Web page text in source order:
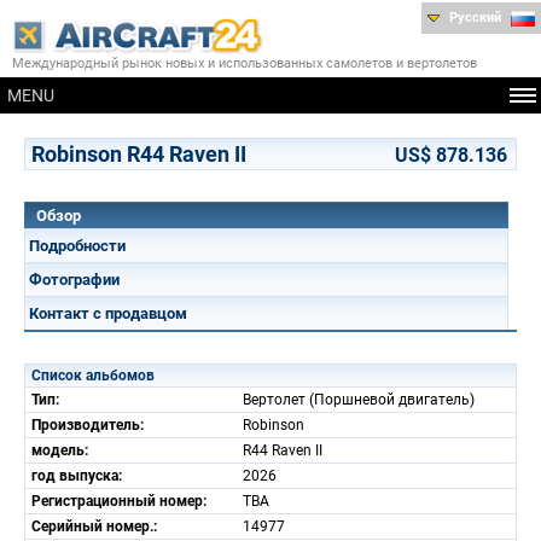
Международный рынок новых и использованных самолетов и вертолетов
MENU
Русский
Robinson R44 Raven II US$ 878.136
Обзор
Подробности
Фотографии
Контакт с продавцом
Список альбомов
Тип:
Вертолет (Поршневой двигатель)
Производитель:
Robinson
модель:
R44 Raven II
год выпуска:
2026
Регистрационный номер:
TBA
Серийный номер.:
14977